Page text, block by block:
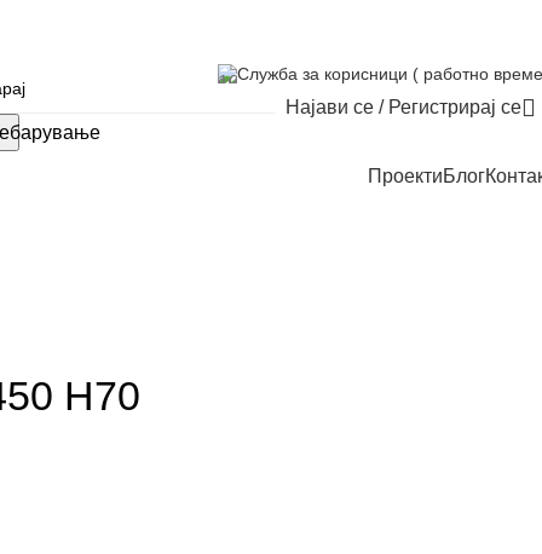
Служба за корисници ( работно
Најави се / Регистрирај се
ПроектиБлог
H70